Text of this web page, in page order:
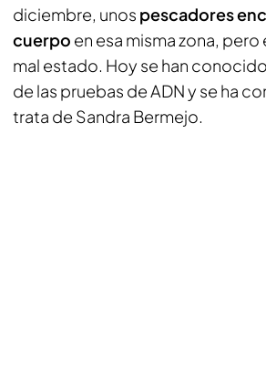
diciembre, unos pescadores
cuerpo en esa misma zona, pero
mal estado. Hoy se han
de las pruebas de ADN y se ha
trata de Sandra Bermejo.